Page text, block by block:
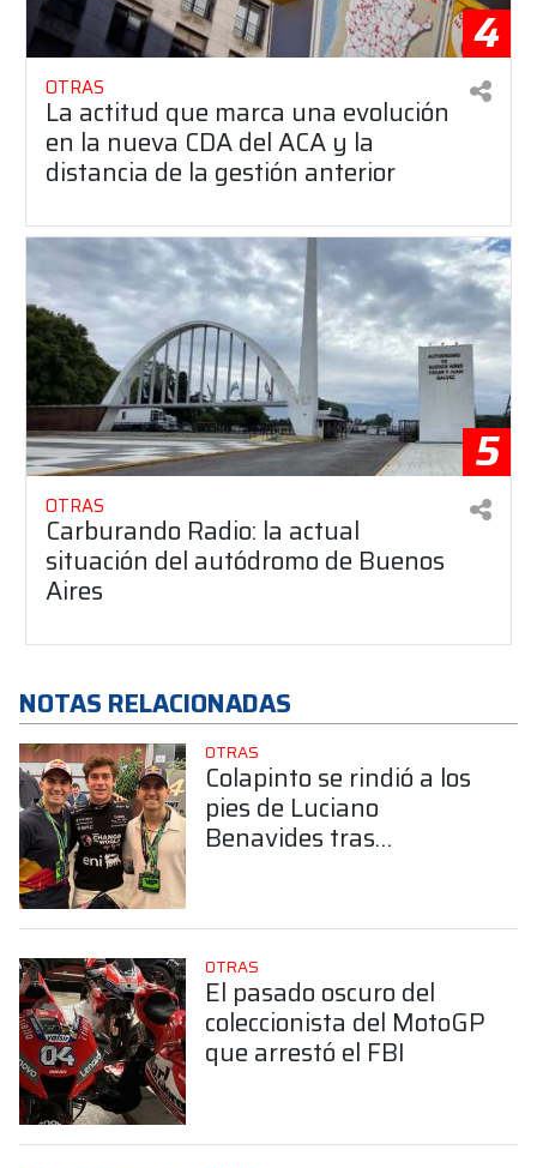
4
OTRAS
La actitud que marca una evolución
en la nueva CDA del ACA y la
distancia de la gestión anterior
5
OTRAS
Carburando Radio: la actual
situación del autódromo de Buenos
Aires
NOTAS RELACIONADAS
OTRAS
Colapinto se rindió a los
pies de Luciano
Benavides tras
argentina”
OTRAS
El pasado oscuro del
coleccionista del MotoGP
que arrestó el FBI